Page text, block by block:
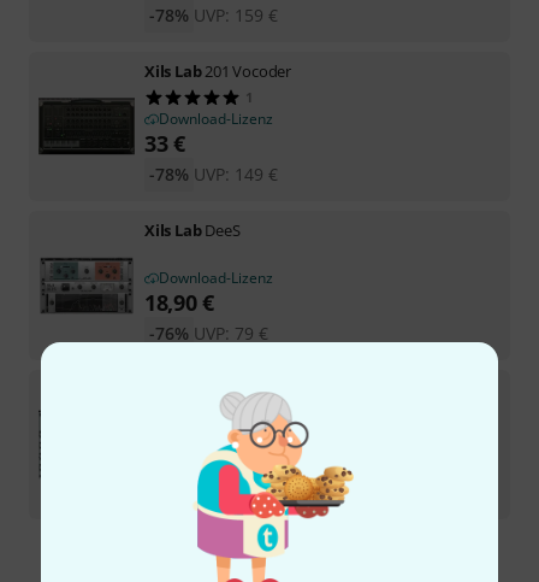
UVP: 159 €
-78%
Xils Lab201 Vocoder
1
Download-Lizenz
33€
UVP: 149 €
-78%
Xils LabDeeS
Download-Lizenz
18,90€
UVP: 79 €
-76%
RingX
Download-Lizenz
UVP: 149 €
Kostenloser Versand ab 29 €